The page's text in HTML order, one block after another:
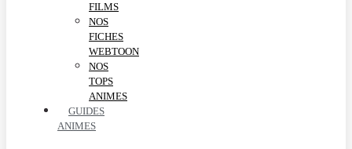
FILMS
NOS
FICHES
WEBTOON
NOS
TOPS
ANIMES
GUIDES
ANIMES